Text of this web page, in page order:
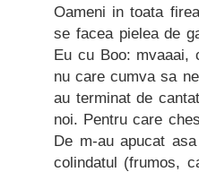
Oameni in toata
se facea pielea de
Eu cu Boo: mvaaai,
nu care cumva sa
au terminat de
noi. Pentru care
De m-au apucat
colindatul (frumos,